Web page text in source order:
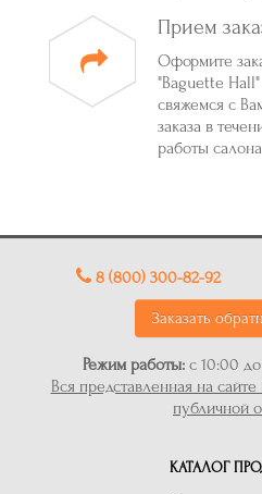
Прием
Оформите
"Baguette
свяжемся с
заказа в
работы салона
8 (800) 300-82-92
Заказать
Режим работы: с 10:00
Вся представленная на
публичной
КАТАЛОГ